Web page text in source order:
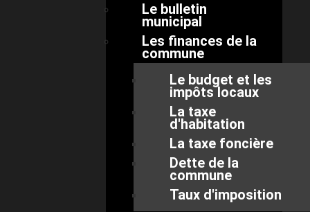
Le bulletin
municipal
Les finances de la
commune
Le budget et les
impôts locaux
La taxe
d'habitation
La taxe foncière
Dette de la
commune
Taux d'imposition